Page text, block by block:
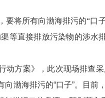
要将所有向渤海排污的“口
等直接排放污染物的涉水
动方案》，此次现场排查
渤海排污的“口子”。目前